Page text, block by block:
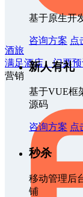
酒旅
满足酒店、门票
营销
基于原生开
咨询方案 点
新人有礼
基于VUE框
源码
咨询方案 点
秒杀
移动管理后
铺